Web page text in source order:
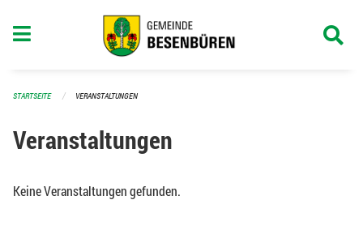
STARTSEITE VERANSTALTUNGEN
Veranstaltungen
Keine Veranstaltungen gefunden.